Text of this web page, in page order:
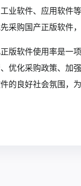
业软件、应用软件
采购国产正版软件
版软件使用率是一
优化采购政策、加
的良好社会氛围，